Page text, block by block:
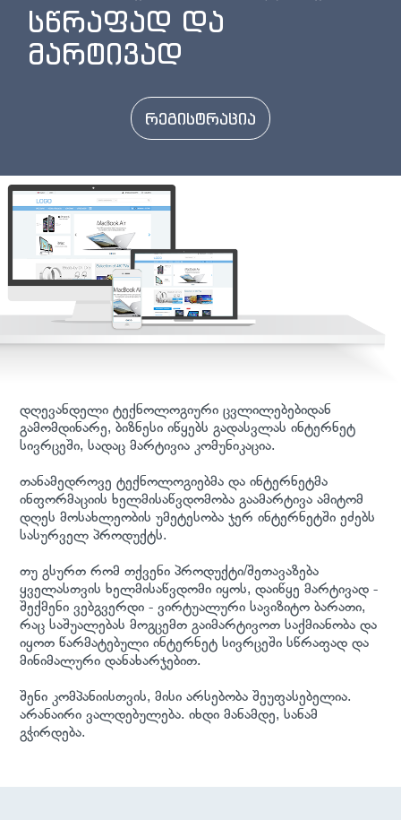
სწრაფად და
მარტივად
რეგისტრაცია
დღევანდელი ტექნოლოგიური ცვლილებებიდან
გამომდინარე, ბიზნესი იწყებს გადასვლას ინტერნეტ
სივრცეში, სადაც მარტივია კომუნიკაცია.
თანამედროვე ტექნოლოგიებმა და ინტერნეტმა
ინფორმაციის ხელმისაწვდომობა გაამარტივა ამიტომ
დღეს მოსახლეობის უმეტესობა ჯერ ინტერნეტში ეძებს
სასურველ პროდუქტს.
თუ გსურთ რომ თქვენი პროდუქტი/შეთავაზება
ყველასთვის ხელმისაწვდომი იყოს, დაიწყე მარტივად -
შექმენი ვებგვერდი - ვირტუალური სავიზიტო ბარათი,
რაც საშუალებას მოგცემთ გაიმარტივოთ საქმიანობა და
იყოთ წარმატებული ინტერნეტ სივრცეში სწრაფად და
მინიმალური დანახარჯებით.
შენი კომპანიისთვის, მისი არსებობა შეუფასებელია.
არანაირი ვალდებულება. იხდი მანამდე, სანამ
გჭირდება.